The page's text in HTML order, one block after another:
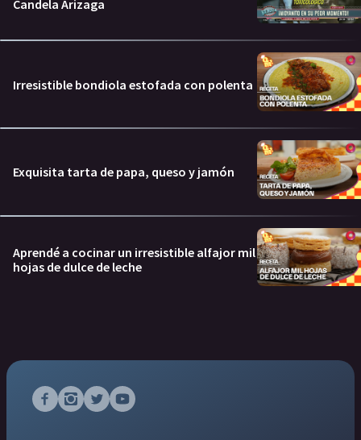
Candela Arizaga
Irresistible bondiola estofada con polenta
Exquisita tarta de papa, queso y jamón
Aprendé a cocinar un irresistible alfajor mil
hojas de dulce de leche